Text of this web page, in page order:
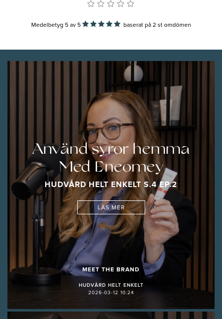
Medelbetyg 5av 5 baserat på 2st omdömen
Använd syror hemma
Med Eneomey
HUDVÅRD HELT ENKELT S.4 EP.2
LÄS MER
MEET THE BRAND
HUDVÅRD HELT ENKELT
2026-03-12 10:24